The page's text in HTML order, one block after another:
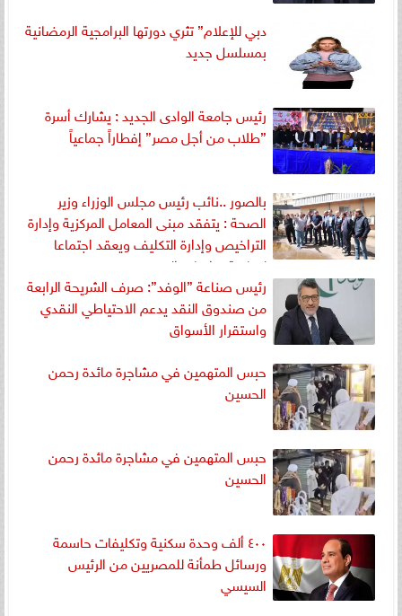
دبي للإعلام” تثري دورتها البرامجية الرمضانية
بمسلسل جديد
رئيس جامعة الوادى الجديد : يشارك أسرة
”طلاب من أجل مصر” إفطاراً جماعياً
بالصور ..نائب رئيس مجلس الوزراء وزير
الصحة : يتفقد مبنى المعامل المركزية وإدارة
التراخيص وإدارة التكليف ويعقد اجتماعا
لمتابعة تداعيات الحريق
رئيس صناعة ”الوفد”: صرف الشريحة الرابعة
من صندوق النقد يدعم الاحتياطي النقدي
واستقرار الأسواق
حبس المتهمين في مشاجرة مائدة رحمن
الحسين
حبس المتهمين في مشاجرة مائدة رحمن
الحسين
٤٠٠ ألف وحدة سكنية وتكليفات حاسمة
ورسائل طمأنة للمصريين من الرئيس
السيسي